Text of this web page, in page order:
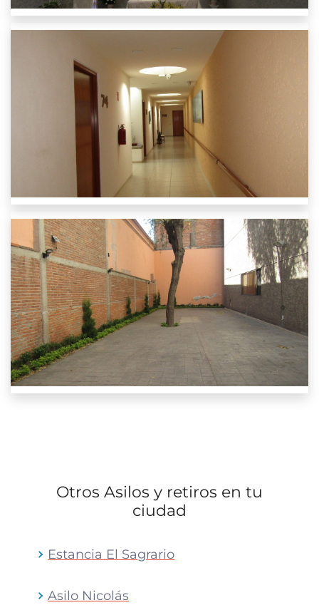
Otros Asilos y retiros en tu
ciudad
Estancia El Sagrario
Asilo Nicolás